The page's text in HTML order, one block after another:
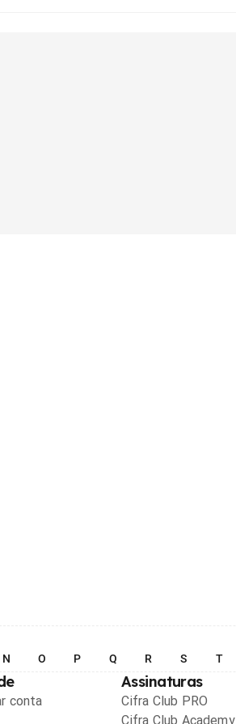
N O P Q R S T
conta
Assinaturas
Cifra Club PRO
Cifra Club Academy